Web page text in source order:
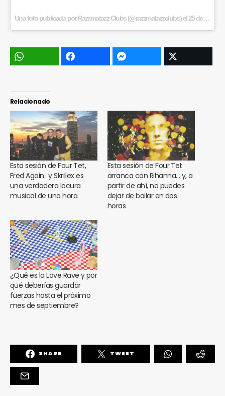
Una foto publicada por Razzmatazz Clubs (@razzmatazzclubs) el25 de Oct de 2015 a la(s) 3:55 PDT
Relacionado
Esta sesión de Four Tet,
Fred Again.. y Skrillex es
una verdadera locura
musical de una hora
Esta sesión de Four Tet
arranca con Rihanna… y, a
partir de ahí, no puedes
dejar de bailar en dos
horas
¿Qué es la Love Rave y por
qué deberías guardar
fuerzas hasta el próximo
mes de septiembre?
SHARE TWEET